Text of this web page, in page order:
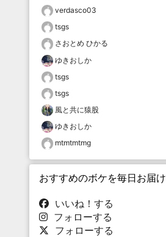
verdasco03
tsgs
さおとめ ひかる
ゆきおしか
tsgs
tsgs
風と共に猿股
ゆきおしか
mtmtmtmg
おすすめのボケを毎日お届け
いいね！する
フォローする
フォローする